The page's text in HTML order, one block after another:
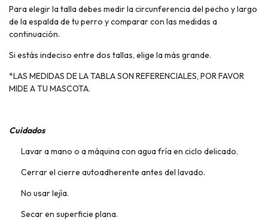
Para elegir la talla debes medir la circunferencia del pecho y largo
de la espalda de tu perro y comparar con las medidas a
continuación.
Si estás indeciso entre dos tallas, elige la más grande.
*LAS MEDIDAS DE LA TABLA SON REFERENCIALES, POR FAVOR
MIDE A TU MASCOTA.
Cuidados
Lavar a mano o a máquina con agua fría en ciclo delicado.
Cerrar el cierre autoadherente antes del lavado.
No usar lejía.
Secar en superficie plana.